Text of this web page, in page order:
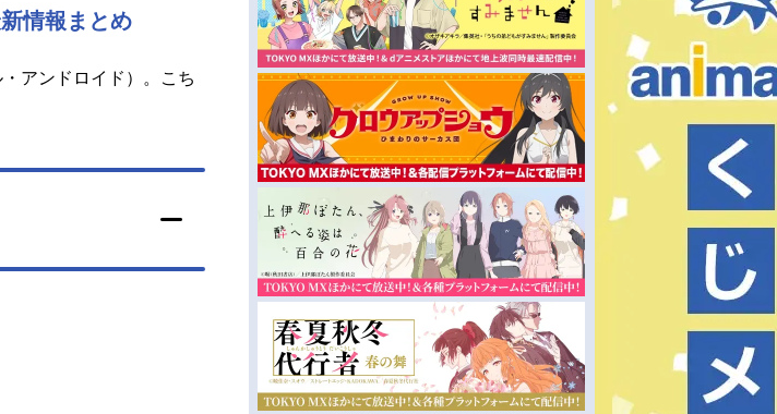
優一覧
FOLLOW US
情報まとめ
アンドロイド）。こち